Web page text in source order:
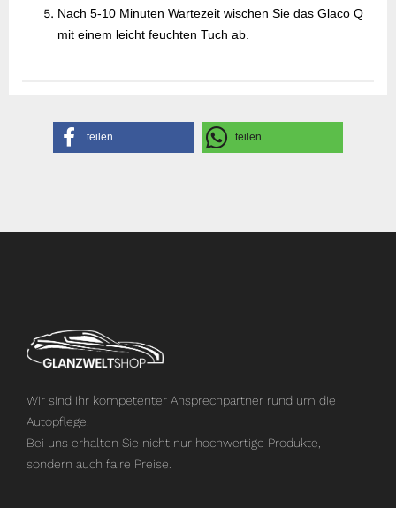
Nach 5-10 Minuten Wartezeit wischen Sie das Glaco Q
mit einem leicht feuchten Tuch ab.
teilen teilen
Wir sind Ihr kompetenter Ansprechpartner rund um die
Autopflege.
Bei uns erhalten Sie nicht nur hochwertige Produkte,
sondern auch faire Preise.